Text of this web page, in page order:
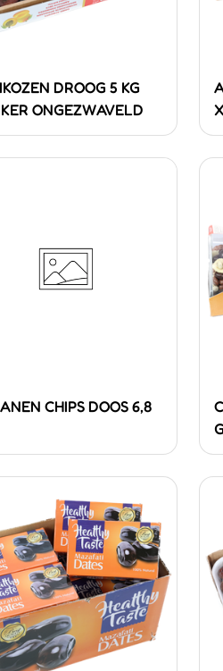
DROOG 5 KG
ONGEZWAVELD
CHIPS DOOS 6,8